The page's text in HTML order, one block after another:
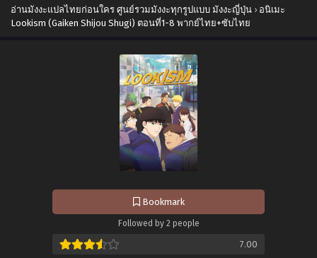
อ่านมังงะแปลไทยก่อนใคร ศูนย์รวมมังงะทุกรูปแบบ มังงะญี่ปุ่น › อนิเมะ
Lookism (Gaiken Shijou Shugi) ตอนที่1-8 พากย์ไทย+ซับไทย
Bookmark
Followed by 2 people
7.00